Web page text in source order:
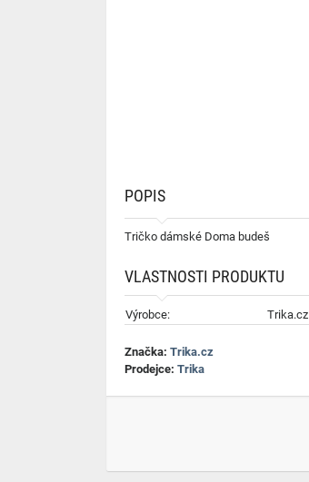
POPIS
Tričko dámské Doma budeš
VLASTNOSTI PRODUKTU
Výrobce: Trika.cz
Značka: Trika.cz
Prodejce: Trika